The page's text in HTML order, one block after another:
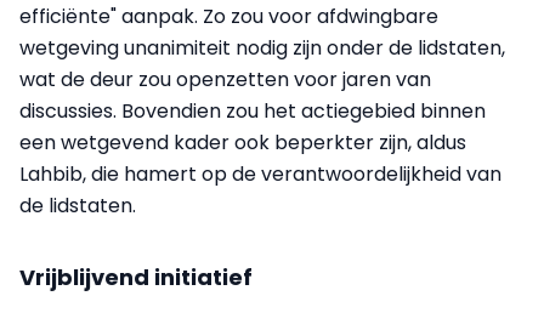
efficiënte" aanpak. Zo zou voor afdwingbare
wetgeving unanimiteit nodig zijn onder de lidstaten,
wat de deur zou openzetten voor jaren van
discussies. Bovendien zou het actiegebied binnen
een wetgevend kader ook beperkter zijn, aldus
Lahbib, die hamert op de verantwoordelijkheid van
de lidstaten.
Vrijblijvend initiatief